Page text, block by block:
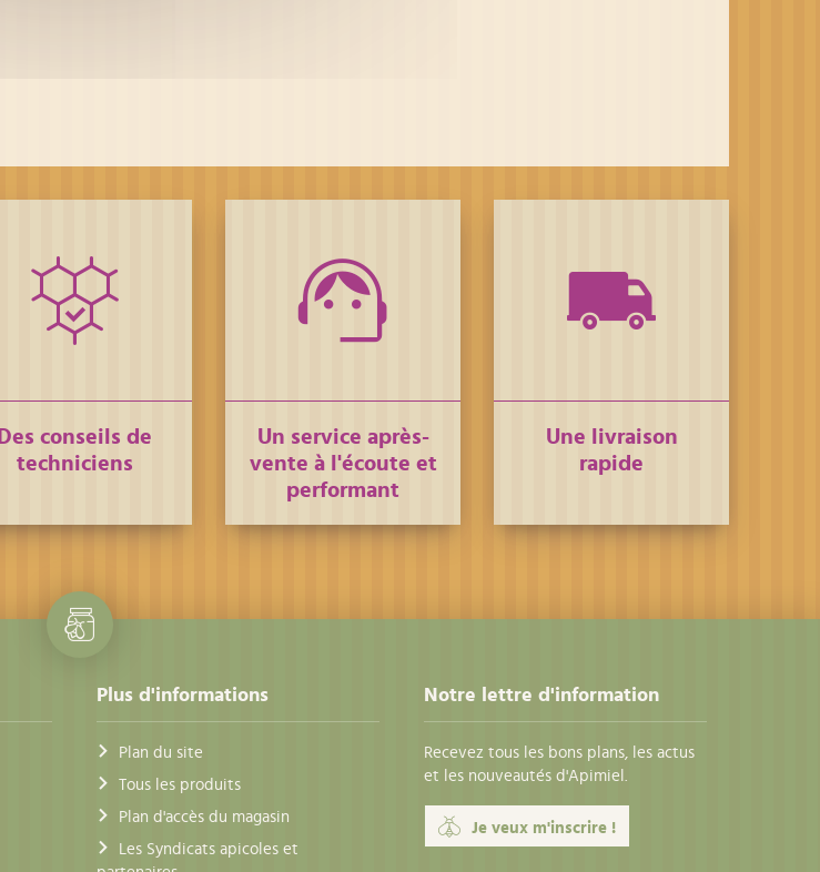
Des conseils de
techniciens
Un service après-
vente à l'écoute et
performant
Une livraison
rapide
Plus d'informations
Plan du site
Tous les produits
Plan d'accès du magasin
Les Syndicats apicoles et
Notre lettre d'information
Recevez tous les bons plans, les actus
et les nouveautés d'Apimiel.
Je veux m'inscrire !